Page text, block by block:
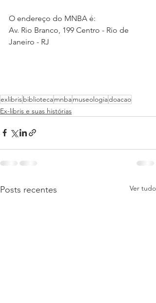
O endereço do MNBA é:
Av. Rio Branco, 199 Centro - Rio de
Janeiro - RJ
exlibrisbibliotecamnbamuseologiadoacao
Ex-libris e suas histórias
Posts recentes Ver tudo